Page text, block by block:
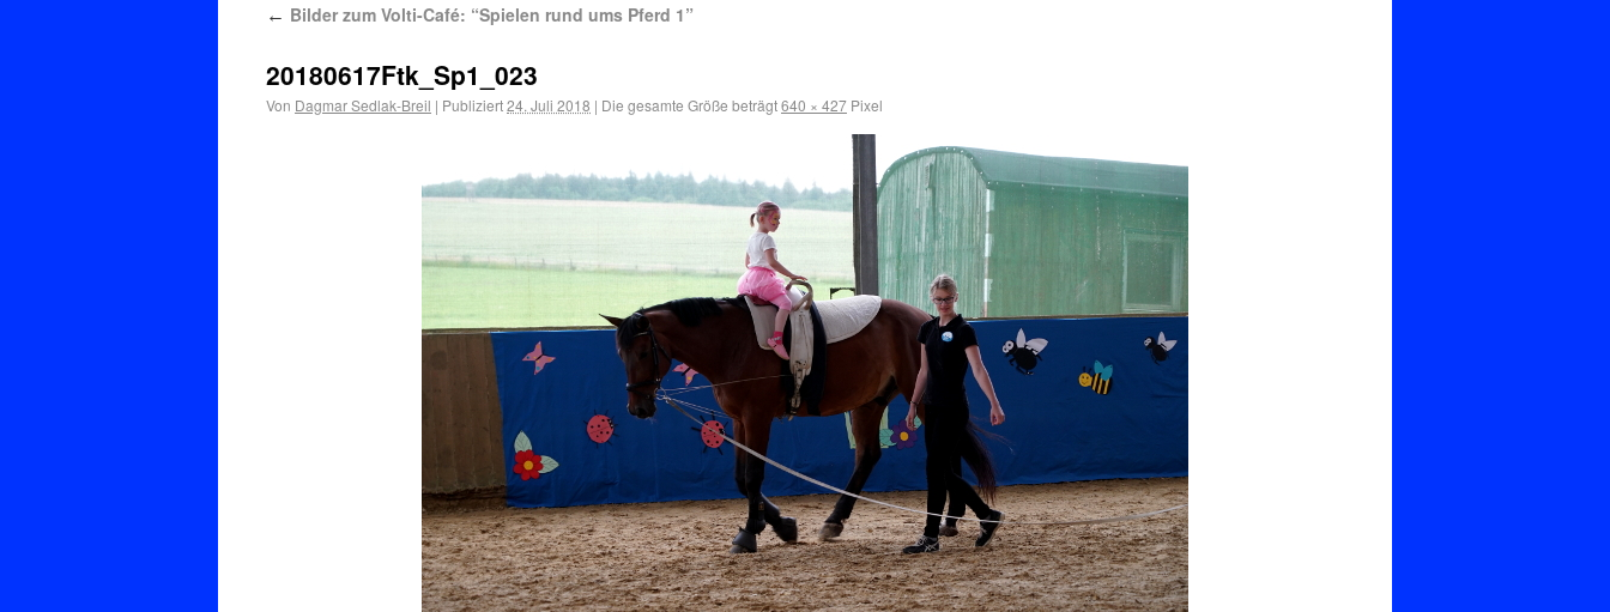
← Bilder zum Volti-Café: “Spielen rund ums Pferd 1”
20180617Ftk_Sp1_023
Von Dagmar Sedlak-Breil | Publiziert24. Juli 2018 | Die gesamte Größe beträgt640 × 427 Pixel